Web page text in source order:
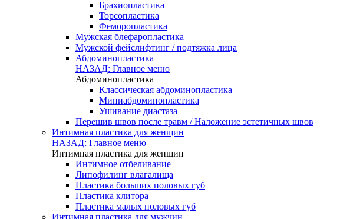
Брахиопластика
Торсопластика
Феморопластика
Мужская блефаропластика
Мужской фейслифтинг / подтяжка лица
Абдоминопластика
НАЗАД: Главное меню
Абдоминопластика
Классическая абдоминопластика
Миниабдоминопластика
Ушивание диастаза
Перешив швов после травм / Наложение эстетичных швов
Интимная пластика для женщин
НАЗАД: Главное меню
Интимная пластика для женщин
Интимное отбеливание
Липофилинг влагалища
Пластика больших половых губ
Пластика клитора
Пластика малых половых губ
Интимная пластика для мужчин